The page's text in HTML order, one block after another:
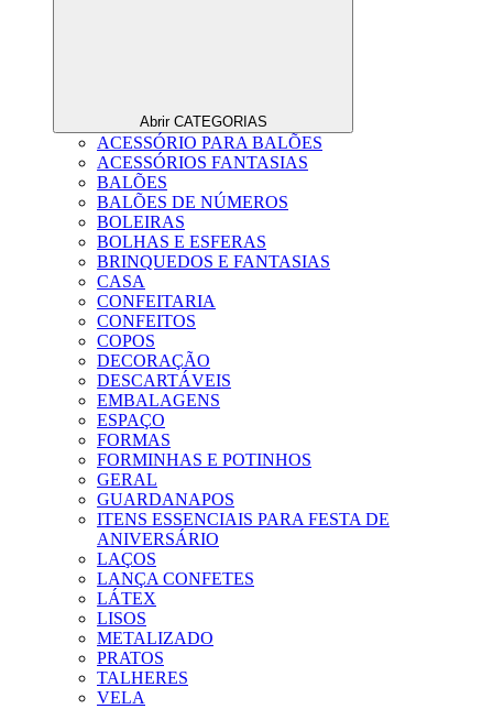
Abrir CATEGORIAS
ACESSÓRIO PARA BALÕES
ACESSÓRIOS FANTASIAS
BALÕES
BALÕES DE NÚMEROS
BOLEIRAS
BOLHAS E ESFERAS
BRINQUEDOS E FANTASIAS
CASA
CONFEITARIA
CONFEITOS
COPOS
DECORAÇÃO
DESCARTÁVEIS
EMBALAGENS
ESPAÇO
FORMAS
FORMINHAS E POTINHOS
GERAL
GUARDANAPOS
ITENS ESSENCIAIS PARA FESTA DE
ANIVERSÁRIO
LAÇOS
LANÇA CONFETES
LÁTEX
LISOS
METALIZADO
PRATOS
TALHERES
VELA